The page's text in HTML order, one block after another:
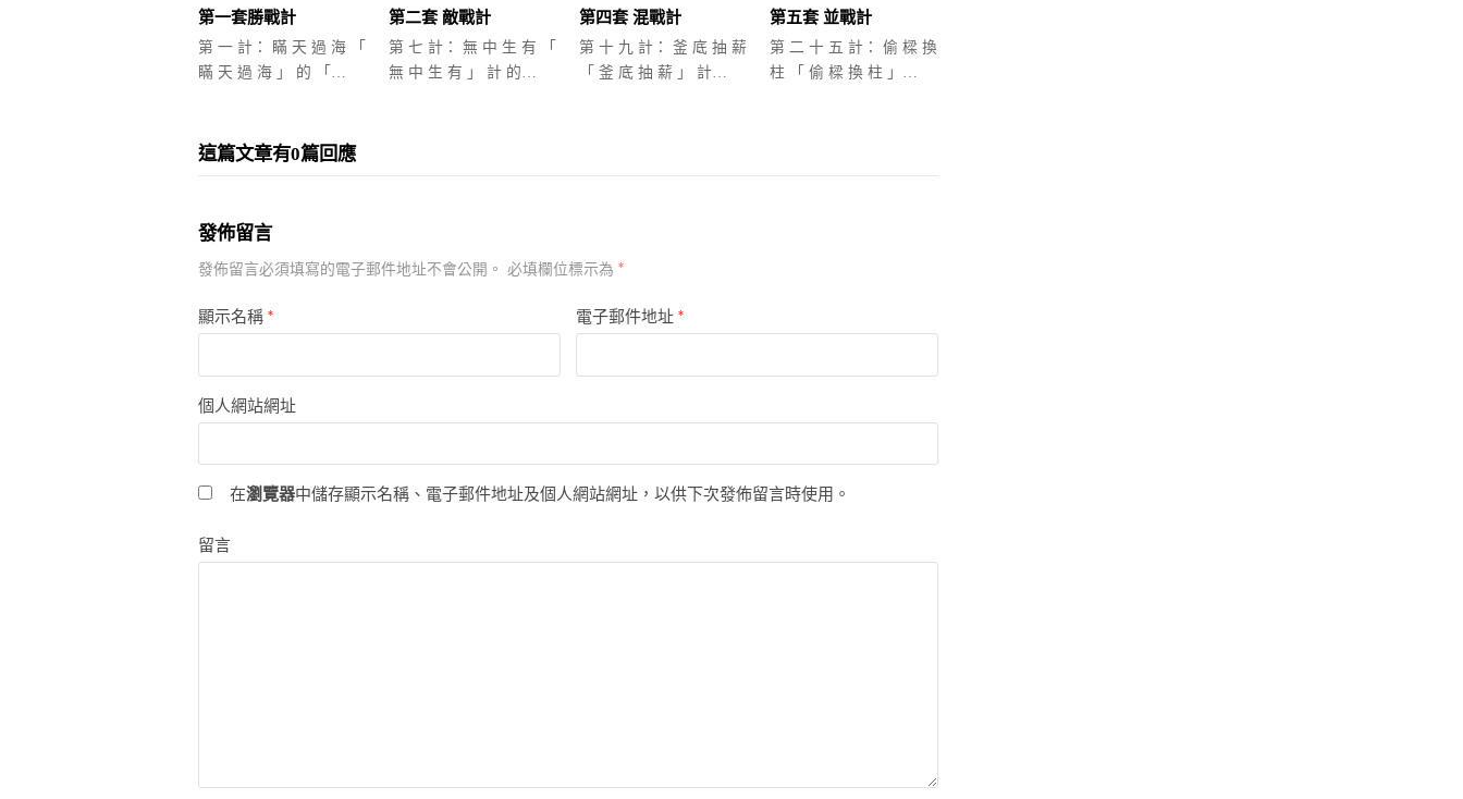
第一套勝戰計
第 一 計： 瞞 天 過 海 「
瞞 天 過 海 」 的 「…
第二套 敵戰計
第 七 計： 無 中 生 有 「
無 中 生 有 」 計 的…
第四套 混戰計
第 十 九 計： 釜 底 抽 薪
「 釜 底 抽 薪 」 計…
第五套 並戰計
第 二 十 五 計： 偷 樑 換
柱 「 偷 樑 換 柱 」…
這篇文章有0篇回應
發佈留言
發佈留言必須填寫的電子郵件地址不會公開。 必填欄位標示為 *
顯示名稱 * 電子郵件地址 *
個人網站網址
在瀏覽器中儲存顯示名稱、電子郵件地址及個人網站網址，以供下次發佈留言時使用。
留言